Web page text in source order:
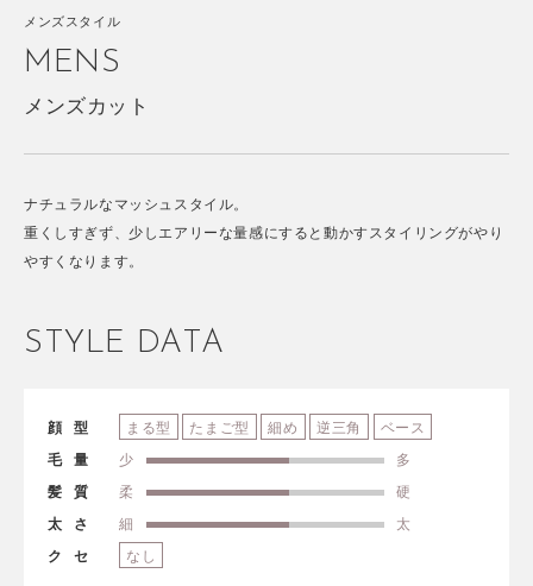
メンズスタイル
MENS
メンズカット
ナチュラルなマッシュスタイル。
重くしすぎず、少しエアリーな量感にすると動かすスタイリングがやり
やすくなります。
STYLE DATA
顔型 まる型 たまご型 細め 逆三角
ベース
毛量
少
多
髪質
柔
硬
太さ
細
太
クセ
なし